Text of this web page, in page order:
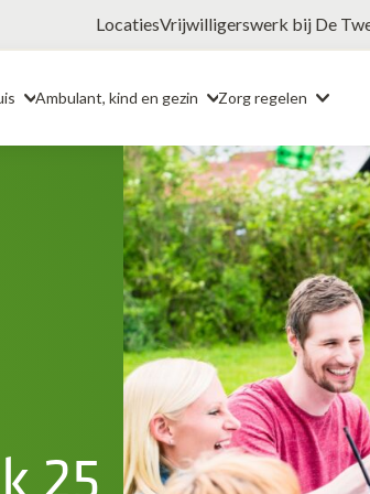
LocatiesVrijwilligerswerk bij De
Ambulant, kind en gezin Zorg regelen
25